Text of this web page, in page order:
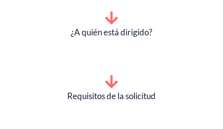
¿A quién está dirigido?
Requisitos de la solicitud